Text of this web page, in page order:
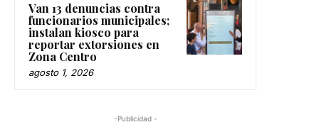
Van 13 denuncias contra
funcionarios municipales;
instalan kiosco para
reportar extorsiones en
Zona Centro
agosto 1, 2026
-Publicidad -